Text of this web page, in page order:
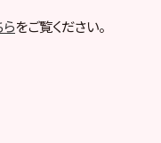
らをご覧ください。